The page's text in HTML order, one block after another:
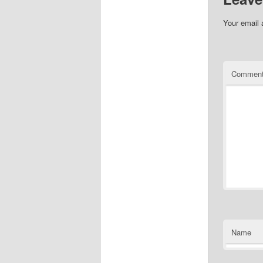
Your email
Name